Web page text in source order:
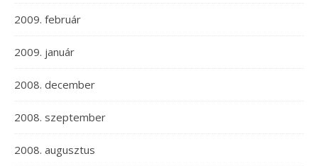
2009. február
2009. január
2008. december
2008. szeptember
2008. augusztus